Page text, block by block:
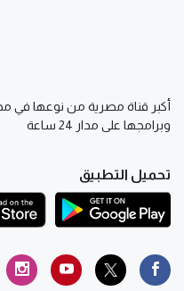
أكبر قناة مصرية من نوعها في
وبرامجها على مدار 24 ساعة
تحميل التطبيق